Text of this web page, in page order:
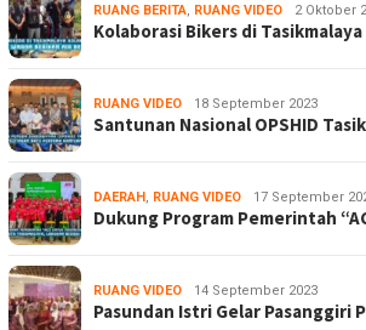
RUANG BERITA, RUANG VIDEO 2 Oktober
Kolaborasi Bikers di
RUANG VIDEO 18 September 2023
Santunan Nasional OPSHID
DAERAH, RUANG VIDEO 17 September
Dukung Program Pemerintah
RUANG VIDEO 14 September 2023
Pasundan Istri Gelar Pasanggiri